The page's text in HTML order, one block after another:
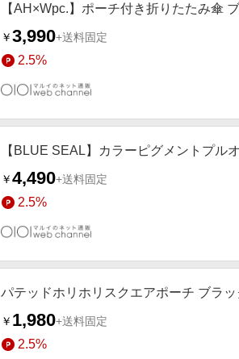
【AH×Wpc.】ポーチ付き折りたたみ傘
￥3,990+送料固定
2.5%
【BLUE SEAL】カラーピグメントプル
￥4,490+送料固定
2.5%
パテッドホリホリスクエアポーチ ブラッ
￥ 1,980+送料固定
2.5%